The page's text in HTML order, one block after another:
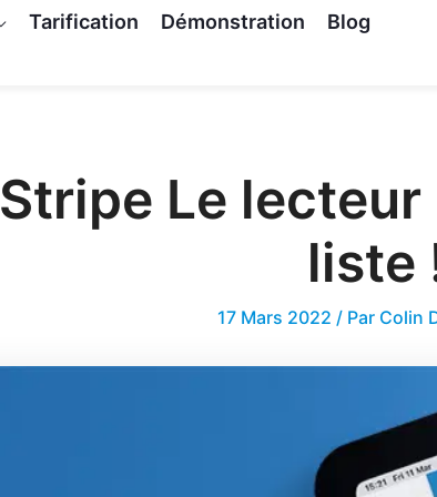
Tarification Démonstration
Blog
Stripe Le
liste
17 Mars 2022 / Par Colin